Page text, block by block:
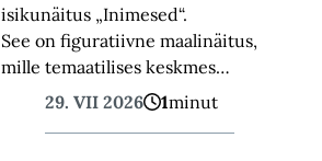
isikunäitus „Inimesed“.
See on figuratiivne maalinäitus,
mille temaatilises keskmes…
29. VII 2026
1minut